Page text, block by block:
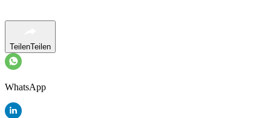
TeilenTeilen
WhatsApp